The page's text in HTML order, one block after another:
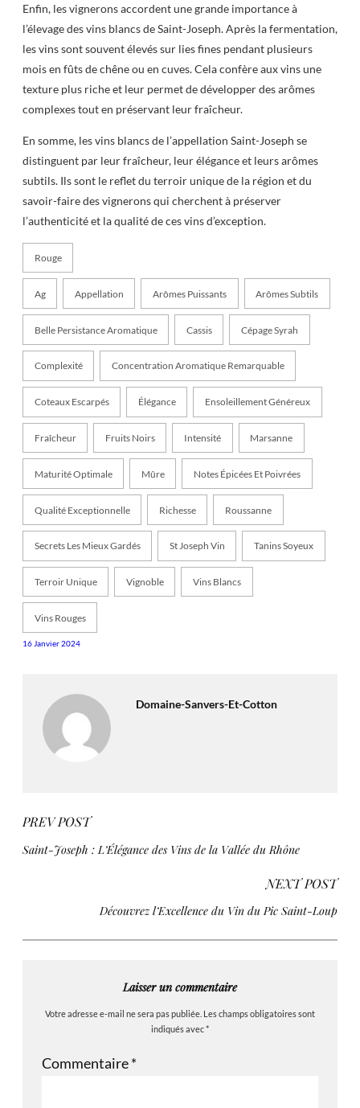
Enfin, les vignerons accordent une grande importance à
l’élevage des vins blancs de Saint-Joseph. Après la fermentation,
les vins sont souvent élevés sur lies fines pendant plusieurs
mois en fûts de chêne ou en cuves. Cela confère aux vins une
texture plus riche et leur permet de développer des arômes
complexes tout en préservant leur fraîcheur.
En somme, les vins blancs de l’appellation Saint-Joseph se
distinguent par leur fraîcheur, leur élégance et leurs arômes
subtils. Ils sont le reflet du terroir unique de la région et du
savoir-faire des vignerons qui cherchent à préserver
l’authenticité et la qualité de ces vins d’exception.
Rouge
Ag Appellation Arômes Puissants Arômes Subtils
Belle Persistance Aromatique Cassis Cépage Syrah
Complexité Concentration Aromatique Remarquable
Coteaux Escarpés Élégance Ensoleillement Généreux
Fraîcheur Fruits Noirs Intensité Marsanne
Maturité Optimale Mûre Notes Épicées Et Poivrées
Qualité Exceptionnelle Richesse Roussanne
Secrets Les Mieux Gardés St Joseph Vin Tanins Soyeux
Terroir Unique Vignoble Vins Blancs
Vins Rouges
16 Janvier 2024
Domaine-Sanvers-Et-Cotton
PREV POST
Saint-Joseph : L’Élégance des Vins de la Vallée du Rhône
NEXT POST
Découvrez l’Excellence du Vin du Pic Saint-Loup
Laisser un commentaire
Votre adresse e-mail ne sera pas publiée. Les champs obligatoires sont
indiqués avec*
Commentaire*